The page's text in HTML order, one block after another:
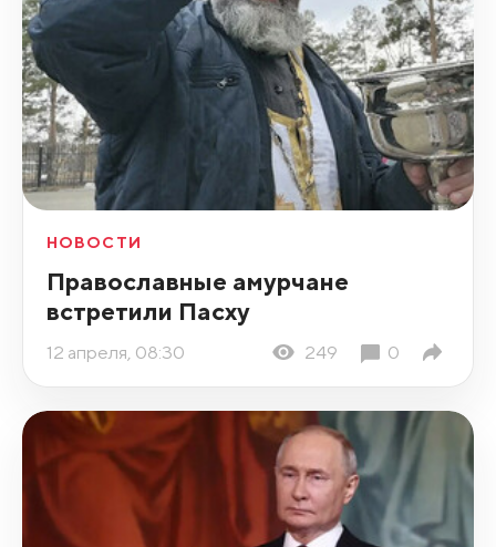
НОВОСТИ
Православные амурчане
встретили Пасху
12 апреля, 08:30 249 0